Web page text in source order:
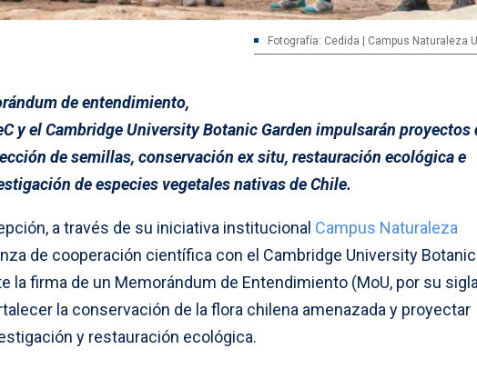
Fotografía: Cedida | Campus Naturaleza
de entendimiento,
y el Cambridge University Botanic Garden impulsarán proyectos
de semillas, conservación ex situ, restauración ecológica e
de especies vegetales nativas de Chile.
a través de su iniciativa institucional Campus Naturaleza
de cooperación científica con el Cambridge University Botanic
la firma de un Memorándum de Entendimiento (MoU, por su sigla
la conservación de la flora chilena amenazada y proyectar
y restauración ecológica.